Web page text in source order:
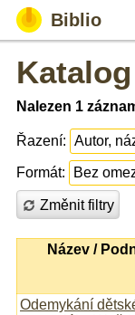
Biblio
Katalog
Nalezen 1
Řazení:
Formát:
Změnit filtry
Název /
Odemykání